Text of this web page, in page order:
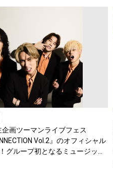
画ツーマンライブフェス
Vol.2』のオフィシャル
グループ初となるミュージック
登場！